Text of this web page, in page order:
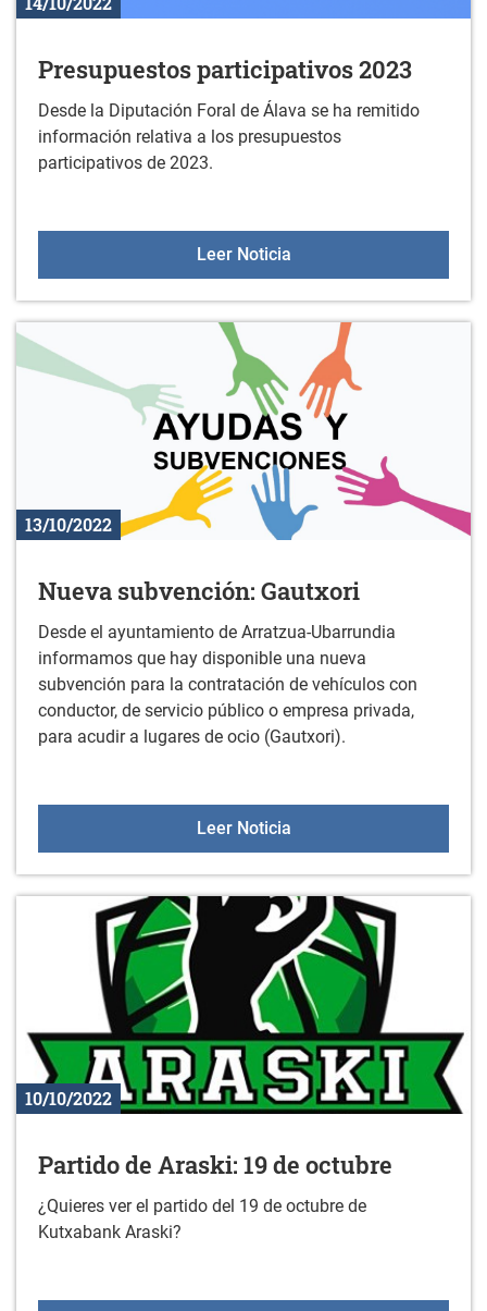
Presupuestos participativos 2023
Desde la Diputación Foral de Álava se ha remitido
información relativa a los presupuestos
participativos de 2023.
Leer NoticiaPresupuestos
13/10/2022
Nueva subvención: Gautxori
Desde el ayuntamiento de Arratzua-Ubarrundia
informamos que hay disponible una nueva
subvención para la contratación de vehículos con
conductor, de servicio público o empresa privada,
para acudir a lugares de ocio (Gautxori).
Leer NoticiaNueva subvención:
10/10/2022
Partido de Araski: 19 de octubre
¿Quieres ver el partido del 19 de octubre de
Kutxabank Araski?